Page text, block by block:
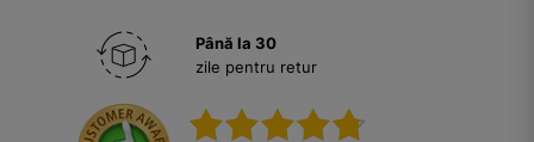
Până la 30
zile pentru retur